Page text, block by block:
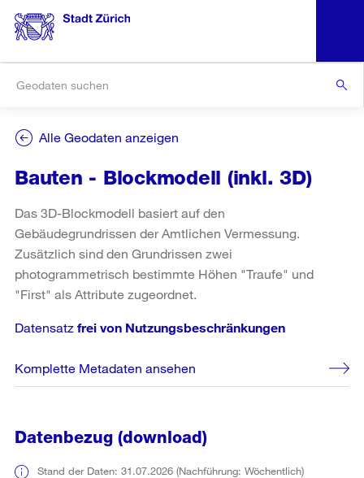
Alle Geodaten anzeigen
Bauten - Blockmodell (inkl. 3D)
Das 3D-Blockmodell basiert auf den
Gebäudegrundrissen der Amtlichen Vermessung.
Zusätzlich sind den Grundrissen zwei
photogrammetrisch bestimmte Höhen "Traufe" und
Datensatz frei von Nutzungsbeschränkungen
Komplette Metadaten ansehen
Datenbezug (download)
Stand der Daten: 31.07.2026 (Nachführung: Wöchentlich)